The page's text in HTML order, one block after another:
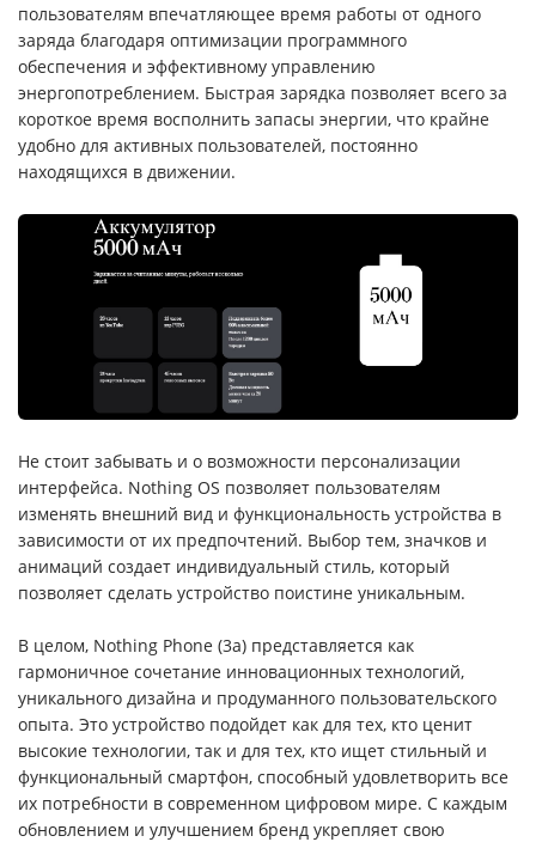
пользователям впечатляющее время работы от одного
заряда благодаря оптимизации программного
обеспечения и эффективному управлению
энергопотреблением. Быстрая зарядка позволяет всего за
короткое время восполнить запасы энергии, что крайне
удобно для активных пользователей, постоянно
находящихся в движении.
Не стоит забывать и о возможности персонализации
интерфейса. Nothing OS позволяет пользователям
изменять внешний вид и функциональность устройства в
зависимости от их предпочтений. Выбор тем, значков и
анимаций создает индивидуальный стиль, который
позволяет сделать устройство поистине уникальным.
В целом, Nothing Phone (3a) представляется как
гармоничное сочетание инновационных технологий,
уникального дизайна и продуманного пользовательского
опыта. Это устройство подойдет как для тех, кто ценит
высокие технологии, так и для тех, кто ищет стильный и
функциональный смартфон, способный удовлетворить все
их потребности в современном цифровом мире. С каждым
обновлением и улучшением бренд укрепляет свою